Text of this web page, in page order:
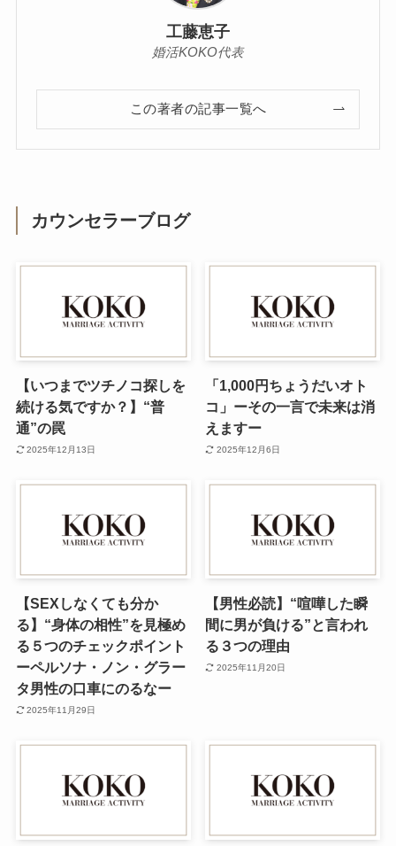
工藤恵子
婚活KOKO代表
この著者の記事一覧へ
カウンセラーブログ
【いつまでツチノコ探しを
続ける気ですか？】“普
通”の罠
2025年12月13日
「1,000円ちょうだいオト
コ」ーその一言で未来は消
えますー
2025年12月6日
【SEXしなくても分か
る】“身体の相性”を見極め
る５つのチェックポイント
ーペルソナ・ノン・グラー
タ男性の口車にのるなー
2025年11月29日
【男性必読】“喧嘩した瞬
間に男が負ける”と言われ
る３つの理由
2025年11月20日